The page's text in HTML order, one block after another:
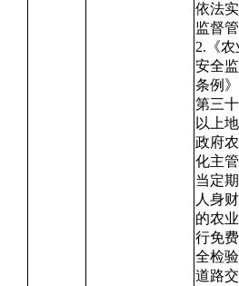
依法
监督管
2.《
安全
条例》
第三
以上
政府
化主
当定
人身
的农
行免
全检
道路